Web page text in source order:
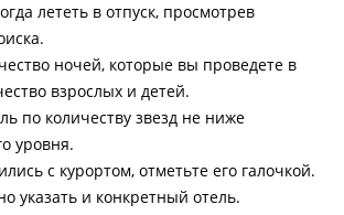
лететь в отпуск, просмотрев
ночей, которые вы проведете в
взрослых и детей.
по количеству звезд не ниже
уровня.
с курортом, отметьте его галочкой.
указать и конкретный отель.